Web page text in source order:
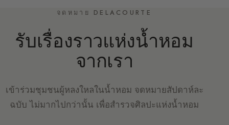
จดหมาย DELACOURTE
รับเรื่องราวแห่งน้ำหอม
จากเรา
เข้าร่วมชุมชนผู้หลงใหลในน้ำหอม จดหมายสัปดาห์ละ
ฉบับ ไม่มากไปกว่านั้น เพื่อสำรวจศิลปะแห่งน้ำหอม